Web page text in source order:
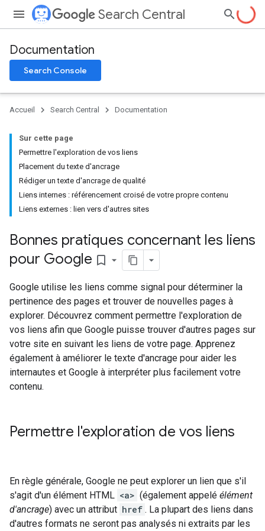
Search Central
Documentation
Search Console
Accueil Search Central Documentation
Sur cette page
Permettre l'exploration de vos liens
Placement du texte d'ancrage
Rédiger un texte d'ancrage de qualité
Liens internes : référencement croisé de votre propre contenu
Liens externes : lien vers d'autres sites
Bonnes pratiques concernant les liens
pour Google bookmark_border
Google utilise les liens comme signal pour déterminer la
pertinence des pages et trouver de nouvelles pages à
explorer. Découvrez comment permettre l'exploration de
vos liens afin que Google puisse trouver d'autres pages sur
votre site en suivant les liens de votre page. Apprenez
également à améliorer le texte d'ancrage pour aider les
internautes et Google à interpréter plus facilement votre
contenu.
Permettre l'exploration de vos liens
En règle générale, Google ne peut explorer un lien que s'il
s'agit d'un élément HTML <a> (également appelé élément
d'ancrage) avec un attribut href . La plupart des liens dans
d'autres formats ne seront pas analysés ni extraits par les